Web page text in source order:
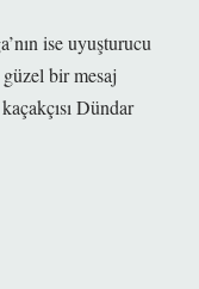
ise uyuşturucu
güzel bir mesaj
Dündar